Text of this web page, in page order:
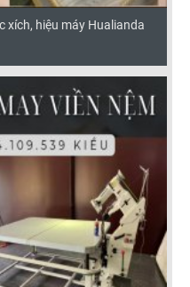
xích, hiệu máy Hualianda